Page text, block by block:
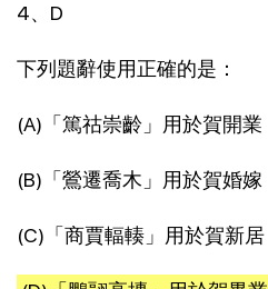
4、D
下列題辭使用正確的是：
(A)「篤祜崇齡」用於賀開業
(B)「鶯遷喬木」用於賀婚嫁
(C)「商賈輻輳」用於賀新居